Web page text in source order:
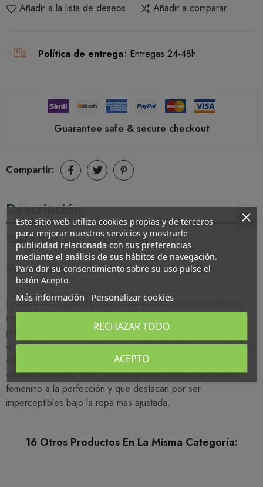
Añadir a la lista de deseos Añadir a comparar
Política de entrega Entregas 24-48h
Guarantee safe & secure checkout
Compartir:
Descripción
Detalles del producto
Reseñas
La serie MISS JOY de Passionata es una colección básica y
moderna, perfecta para todas las amantes de la moda. Son
prendas de gran calidad, tanto esética como de matertales,
que destacan por su elegancia simple. El tul transparente y los
delicados detalles de mariposas le dan a las prendas su
encanto seductor, Son prendas que se adaptan al cuerpo
femenino a la perfección y que destacan por ser
imperceptibles bajo la ropa mas ajustada.
16 Otros Productos En La Misma Categoría:
Este sitio web utiliza cookies propias y de terceros
para mejorar nuestros servicios y mostrarle
publicidad relacionada con sus preferencias
mediante el análisis de sus hábitos de navegación.
Para dar su consentimiento sobre su uso pulse el
botón Acepto.
Más información Personalizar cookies
RECHAZAR TODO
ACEPTO